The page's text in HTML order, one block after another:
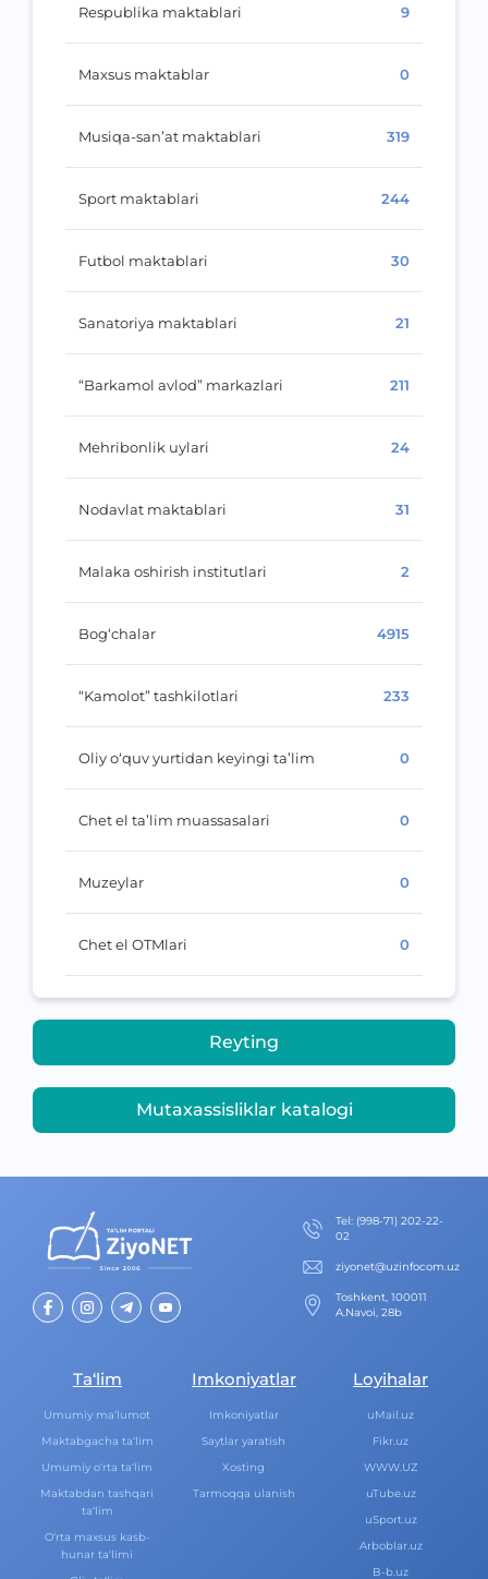
Respublika maktablari 9
Maxsus maktablar 0
Musiqa-san’at maktablari 319
Sport maktablari 244
Futbol maktablari 30
Sanatoriya maktablari 21
“Barkamol avlod” markazlari 211
Mehribonlik uylari 24
Nodavlat maktablari 31
Malaka oshirish institutlari 2
Bog‘chalar 4915
“Kamolot” tashkilotlari 233
Oliy o‘quv yurtidan keyingi ta’lim 0
Chet el ta’lim muassasalari 0
Muzeylar 0
Chet el OTMlari 0
Reyting
Mutaxassisliklar katalogi
Теl: (998-71) 202-22-
02
ziyonet@uzinfocom.uz
Toshkent, 100011
A.Navoi, 28b
Ta‘lim
Umumiy ma‘lumot
Maktabgacha ta‘lim
Umumiy o‘rta ta‘lim
Maktabdan tashqari
ta‘lim
O‘rta maxsus kasb-
hunar ta‘limi
Imkoniyatlar
Imkoniyatlar
Saytlar yaratish
Xosting
Tarmoqqa ulanish
Loyihalar
uMail.uz
Fikr.uz
WWW.UZ
uTube.uz
uSport.uz
Arboblar.uz
B-b.uz